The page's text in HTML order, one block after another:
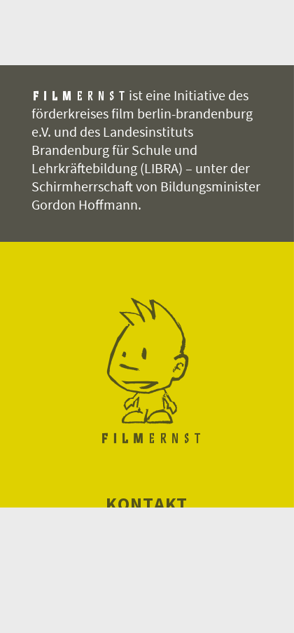
ist eine Initiative des
förderkreises film berlin-brandenburg
e.V. und des Landesinstituts
Brandenburg für Schule und
Lehrkräftebildung (LIBRA) – unter der
Schirmherrschaft von Bildungsminister
Gordon Hoffmann.
KONTAKT